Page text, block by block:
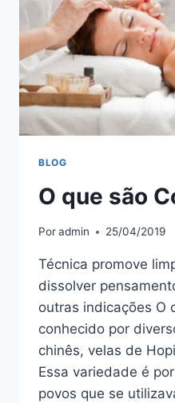
BLOG
O que são
Poradmin 25/04/2019
Técnica promove
dissolver
outras indicações O
conhecido por
chinês, velas de
Essa variedade é
povos que se